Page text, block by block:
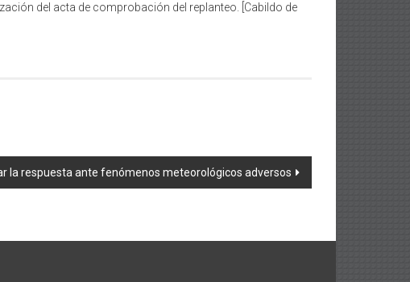
del acta de comprobación del replanteo. [Cabildo de
la respuesta ante fenómenos meteorológicos adversos